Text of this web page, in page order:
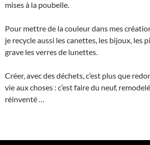
mises à la poubelle.
Pour mettre de la couleur dans mes
je recycle aussi les canettes, les bijoux, les
grave les verres de lunettes.
Créer, avec des déchets, c’est plus que
vie aux choses : c’est faire du neuf,
réinventé …